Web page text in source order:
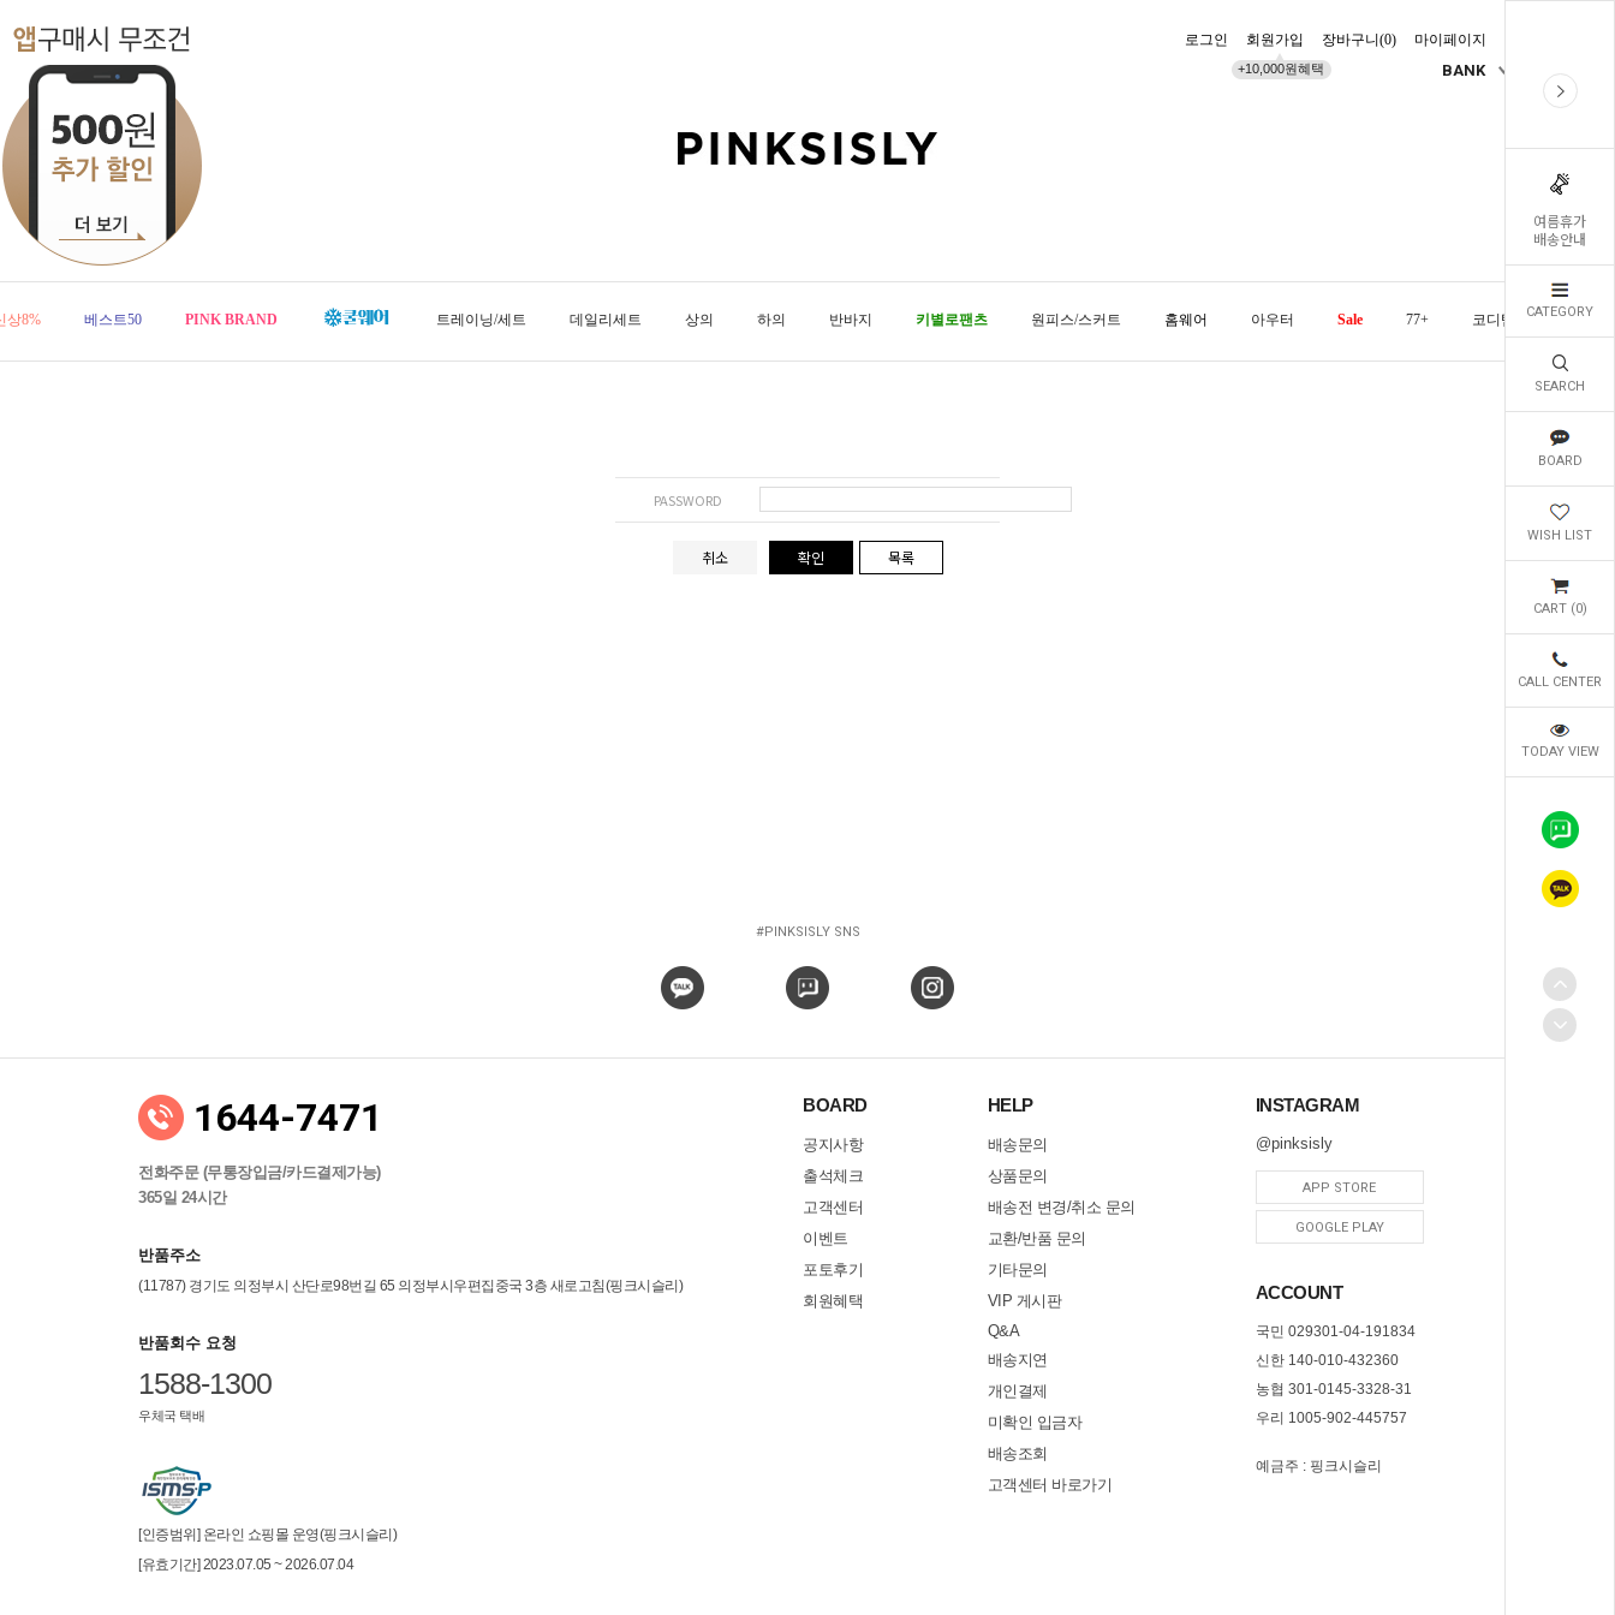
여름휴가
배송안내
CATEGORY
SEARCH
BOARD
WISH LIST
CART (0)
CALL CENTER
TODAY VIEW
로그인 회원가입
+10,000원혜택
장바구니(0) 마이페이지
BANK
상8% 베스트50 PINK BRAND 트레이닝/세트 데일리세트 상의 하의 반바지 키별로팬츠 원피스/스커트 홈웨어 아우터 Sale 77+ 코디템 오늘발송
PASSWORD
취소 확인 목록
#PINKSISLY SNS
1644-7471
전화주문 (무통장입금/카드결제가능)
365일 24시간
반품주소
(11787) 경기도 의정부시 산단로98번길 65 의정부시우편집중국 3층 새로고침(핑크시슬리)
반품회수 요청
1588-1300
우체국 택배
[인증범위] 온라인 쇼핑몰 운영(핑크시슬리)
[유효기간] 2023.07.05 ~ 2026.07.04
BOARD
공지사항
출석체크
고객센터
이벤트
포토후기
회원혜택
HELP
배송문의
상품문의
배송전 변경/취소 문의
교환/반품 문의
기타문의
VIP 게시판
Q&A
배송지연
개인결제
미확인 입금자
배송조회
고객센터 바로가기
INSTAGRAM
@pinksisly
APP STORE
GOOGLE PLAY
ACCOUNT
국민 029301-04-191834
신한 140-010-432360
농협 301-0145-3328-31
우리 1005-902-445757
예금주 : 핑크시슬리